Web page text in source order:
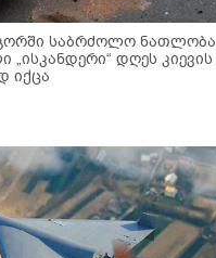
საბრძოლო ნათლობა
დღეს კიევის
იქცა